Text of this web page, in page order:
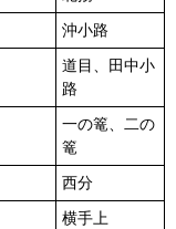
沖小路
道目、田中小
路
一の篭、二の
篭
西分
横手上